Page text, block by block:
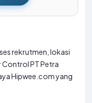
rekrutmen, lokasi
Control PT Petra
Hipwee.com yang